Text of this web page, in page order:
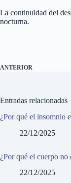
La continuidad del
nocturna.
ANTERIOR
Entradas relacionadas
¿Por qué el insomnio
22/12/2025
¿Por qué el cuerpo no
22/12/2025